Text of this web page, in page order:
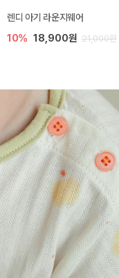
렌디 아기 라운지웨어
10% 18,900원 21,000원